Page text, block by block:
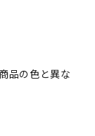
品の色と異な